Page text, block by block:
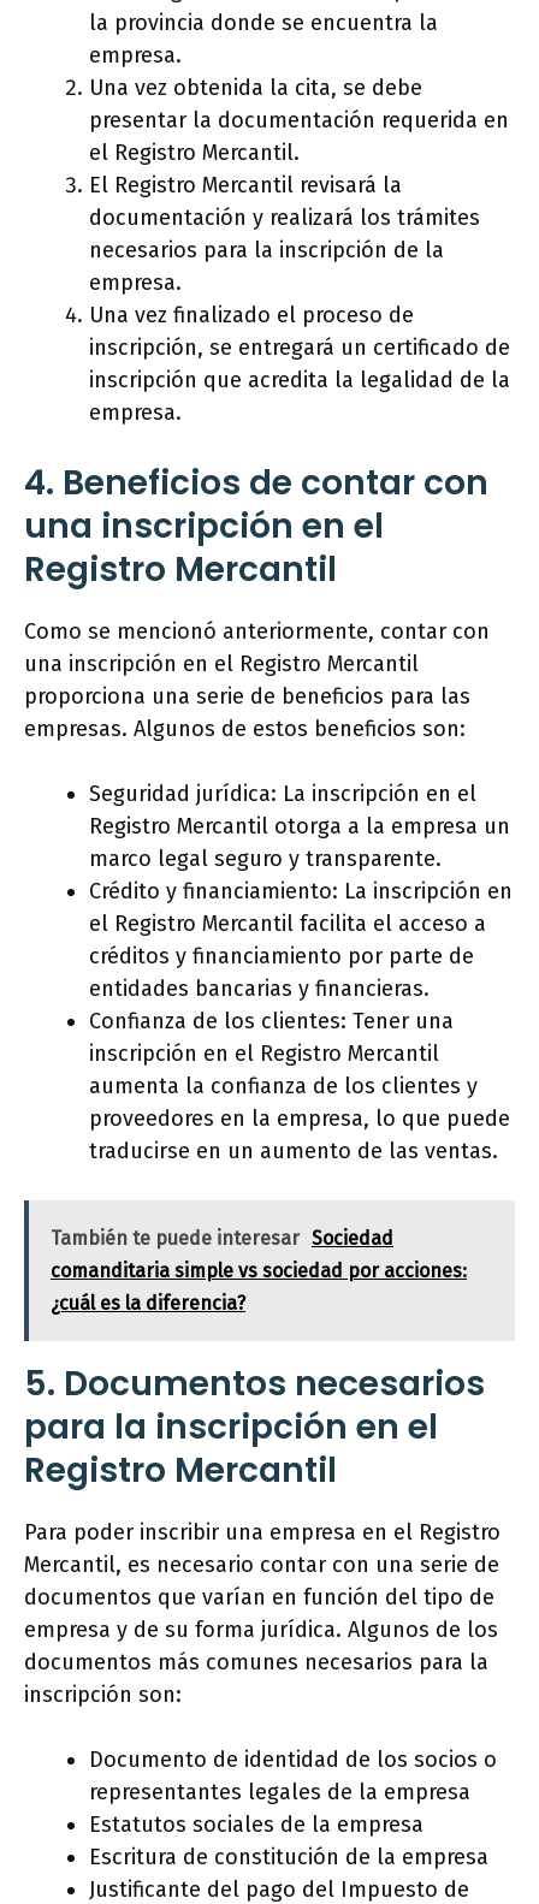
la provincia donde se encuentra la
empresa.
Una vez obtenida la cita, se debe
presentar la documentación requerida en
el Registro Mercantil.
El Registro Mercantil revisará la
documentación y realizará los trámites
necesarios para la inscripción de la
empresa.
Una vez finalizado el proceso de
inscripción, se entregará un certificado de
inscripción que acredita la legalidad de la
empresa.
4. Beneficios de contar con
una inscripción en el
Registro Mercantil
Como se mencionó anteriormente, contar con
una inscripción en el Registro Mercantil
proporciona una serie de beneficios para las
empresas. Algunos de estos beneficios son:
Seguridad jurídica: La inscripción en el
Registro Mercantil otorga a la empresa un
marco legal seguro y transparente.
Crédito y financiamiento: La inscripción en
el Registro Mercantil facilita el acceso a
créditos y financiamiento por parte de
entidades bancarias y financieras.
Confianza de los clientes: Tener una
inscripción en el Registro Mercantil
aumenta la confianza de los clientes y
proveedores en la empresa, lo que puede
traducirse en un aumento de las ventas.
También te puede interesar Sociedad
comanditaria simple vs sociedad por acciones:
¿cuál es la diferencia?
5. Documentos necesarios
para la inscripción en el
Registro Mercantil
Para poder inscribir una empresa en el Registro
Mercantil, es necesario contar con una serie de
documentos que varían en función del tipo de
empresa y de su forma jurídica. Algunos de los
documentos más comunes necesarios para la
inscripción son:
Documento de identidad de los socios o
representantes legales de la empresa
Estatutos sociales de la empresa
Escritura de constitución de la empresa
Justificante del pago del Impuesto de